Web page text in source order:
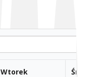
Wtorek Środa